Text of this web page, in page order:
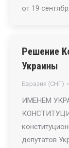
от 19
Решение
Украины
Евразия (СНГ)
ИМЕНЕМ
депутатов